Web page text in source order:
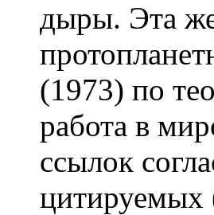
дыры. Эта
(1973) по
работа в
ссылок
цитируемых